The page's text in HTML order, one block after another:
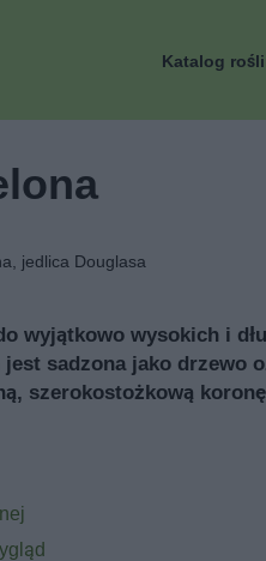
Katalog
jedlica Douglasa
wyjątkowo wysokich i
sadzona jako drzewo
szerokostożkową